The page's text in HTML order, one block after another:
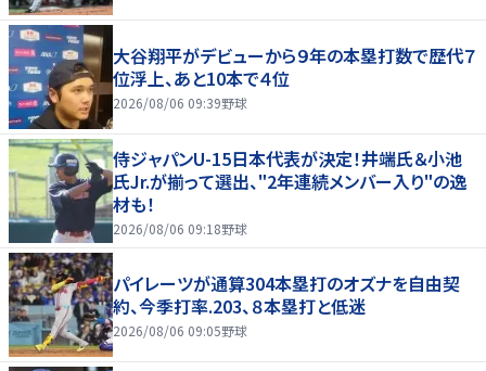
大谷翔平がデビューから９年の本塁打数で歴代７
位浮上、あと10本で４位
2026/08/06 09:39野球
侍ジャパンU-15日本代表が決定！井端氏＆小池
氏Jr.が揃って選出、"2年連続メンバー入り"の逸
材も！
2026/08/06 09:18野球
パイレーツが通算304本塁打のオズナを自由契
約、今季打率.203、８本塁打と低迷
2026/08/06 09:05野球